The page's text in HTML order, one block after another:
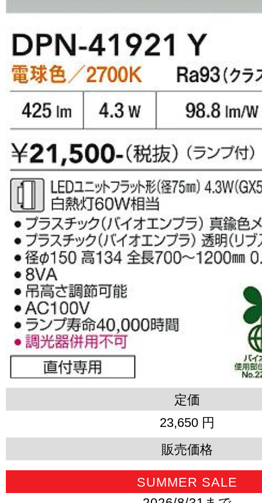
定価
23,650 円
販売価格
SUMMER SALE